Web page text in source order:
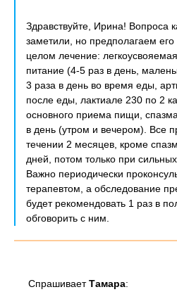
Здравствуйте, Ирина! Вопроса
заметили, но предполагаем
целом лечение:
питание (4-5 раз в день,
3 раза в день во время еды,
после еды, лактиале 230 по 2
основного приема пищи,
в день (утром и вечером). Все
течении 2 месяцев, кроме
дней, потом только при
Важно периодически
терапевтом, а обследование
будет рекомендовать 1 раз в
обговорить с ним.
СпрашиваетТамара: